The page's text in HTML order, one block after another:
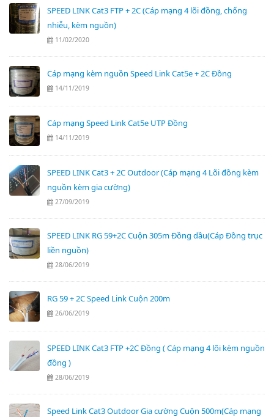
SPEED LINK Cat3 FTP + 2C (Cáp mạng 4 lõi đồng, chống
nhiễu, kèm nguồn)
11/02/2020
Cáp mạng kèm nguồn Speed Link Cat5e + 2C Đồng
14/11/2019
Cáp mạng Speed Link Cat5e UTP Đồng
14/11/2019
SPEED LINK Cat3 + 2C Outdoor (Cáp mạng 4 Lõi đồng kèm
nguồn kèm gia cường)
27/09/2019
SPEED LINK RG 59+2C Cuộn 305m Đồng dầu(Cáp Đồng trục
liền nguồn)
28/06/2019
RG 59 + 2C Speed Link Cuộn 200m
26/06/2019
SPEED LINK Cat3 FTP +2C Đồng ( Cáp mạng 4 lõi kèm nguồn
đồng )
28/06/2019
Speed Link Cat3 Outdoor Gia cường Cuộn 500m(Cáp mạng